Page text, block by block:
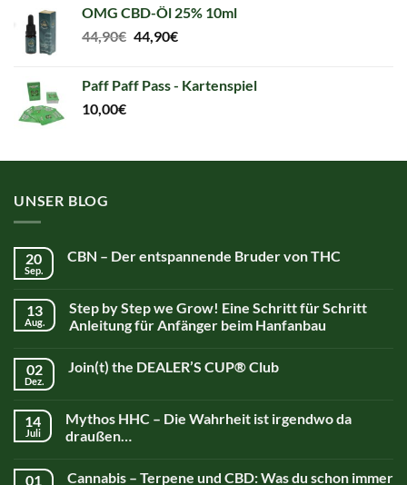
OMG CBD-Öl 25% 10ml
44,90€ Original
44,90€.
44,90€Current
44,90€.
Paff Paff Pass - Kartenspiel
10,00€
UNSER BLOG
20
Sep.
CBN – Der entspannende Bruder von THC
13
Aug.
Step by Step we Grow! Eine Schritt für Schritt
Anleitung für Anfänger beim Hanfanbau
02
Dez.
Join(t) the DEALER’S CUP® Club
14
Juli
Mythos HHC – Die Wahrheit ist irgendwo da
draußen…
01 Cannabis – Terpene und CBD: Was du schon immer